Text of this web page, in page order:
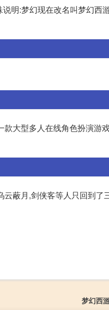
明:梦幻现在改名叫梦幻西
大型多人在线角色扮演游
蔽月,剑侠客等人只回到了
梦幻西